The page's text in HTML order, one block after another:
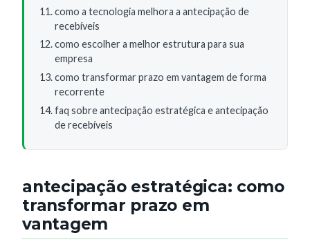
como a tecnologia melhora a antecipação de
recebíveis
como escolher a melhor estrutura para sua
empresa
como transformar prazo em vantagem de forma
recorrente
faq sobre antecipação estratégica e antecipação
de recebíveis
antecipação estratégica: como
transformar prazo em
vantagem